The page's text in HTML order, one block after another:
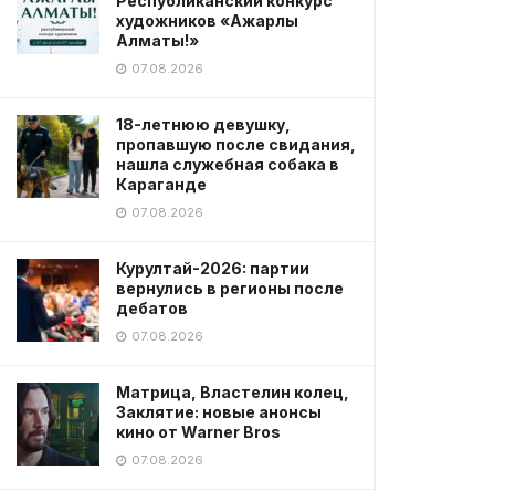
художников «Ажарлы
Алматы!»
07.08.2026
18-летнюю девушку,
пропавшую после свидания,
нашла служебная собака в
Караганде
07.08.2026
Курултай-2026: партии
вернулись в регионы после
дебатов
07.08.2026
Матрица, Властелин колец,
Заклятие: новые анонсы
кино от Warner Bros
07.08.2026